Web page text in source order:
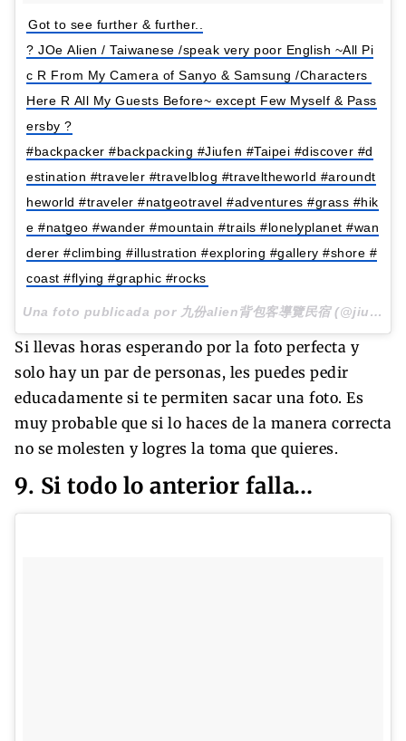
Got to see further & further..
? JOe Alien / Taiwanese /speak very poor English ~All Pi
c R From My Camera of Sanyo & Samsung /Characters
Here R All My Guests Before~ except Few Myself & Pass
ersby ?
#backpacker #backpacking #Jiufen #Taipei #discover #d
estination #traveler #travelblog #traveltheworld #aroundt
heworld #traveler #natgeotravel #adventures #grass #hik
e #natgeo #wander #mountain #trails #lonelyplanet #wan
derer #climbing #illustration #exploring #gallery #shore #
coast #flying #graphic #rocks
Una foto publicada por 九份alien背包客導覽民宿 (@jiufen_tourguide_hostel_2015) el
Si llevas horas esperando por la foto perfecta y
solo hay un par de personas, les puedes pedir
educadamente si te permiten sacar una foto. Es
muy probable que si lo haces de la manera correcta
no se molesten y logres la toma que quieres.
9. Si todo lo anterior falla…